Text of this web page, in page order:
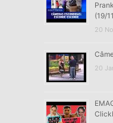
(19/
20
20